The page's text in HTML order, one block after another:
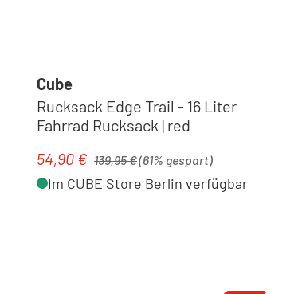
OX
Cube
Rucksack Edge Trail - 16 Liter
Fahrrad Rucksack | red
Verkaufspreis:
54,90 € 139,95 €(61% gespart)
Im CUBE Store Berlin verfügbar